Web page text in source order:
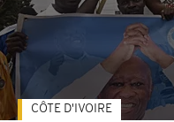
CÔTE D'IVOIRE